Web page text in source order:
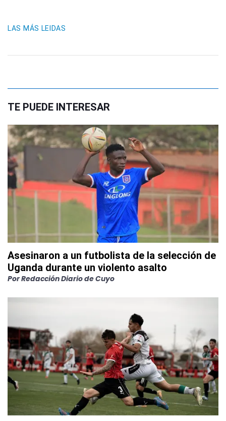
LAS MÁS LEIDAS
TE PUEDE INTERESAR
Asesinaron a un futbolista de la selección de
Uganda durante un violento asalto
PorRedacción Diario de Cuyo